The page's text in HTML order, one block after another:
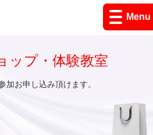
Menu
ップ・体験教室
加お申し込み頂けます。